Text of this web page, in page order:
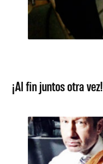
¡Al fin juntos otra vez!